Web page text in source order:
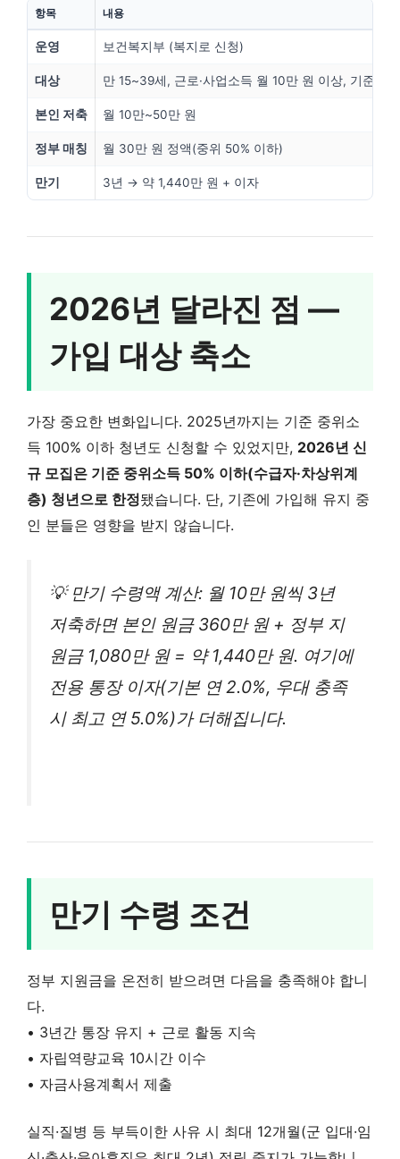
항목 내용
운영 보건복지부 (복지로 신청)
대상 만 15~39세, 근로·사업소득 월 10만 원 이상, 기준 중
본인 저축 월 10만~50만 원
정부 매칭 월 30만 원 정액(중위 50% 이하)
만기 3년 → 약 1,440만 원 + 이자
2026년 달라진 점 —
가입 대상 축소
가장 중요한 변화입니다. 2025년까지는 기준 중위소
득 100% 이하 청년도 신청할 수 있었지만, 2026년 신
규 모집은 기준 중위소득 50% 이하(수급자·차상위계
층) 청년으로 한정됐습니다. 단, 기존에 가입해 유지 중
인 분들은 영향을 받지 않습니다.
💡 만기 수령액 계산: 월 10만 원씩 3년
저축하면 본인 원금 360만 원 + 정부 지
원금 1,080만 원 = 약 1,440만 원. 여기에
전용 통장 이자(기본 연 2.0%, 우대 충족
시 최고 연 5.0%)가 더해집니다.
만기 수령 조건
정부 지원금을 온전히 받으려면 다음을 충족해야 합니
다.
• 3년간 통장 유지 + 근로 활동 지속
• 자립역량교육 10시간 이수
• 자금사용계획서 제출
실직·질병 등 부득이한 사유 시 최대 12개월(군 입대·임